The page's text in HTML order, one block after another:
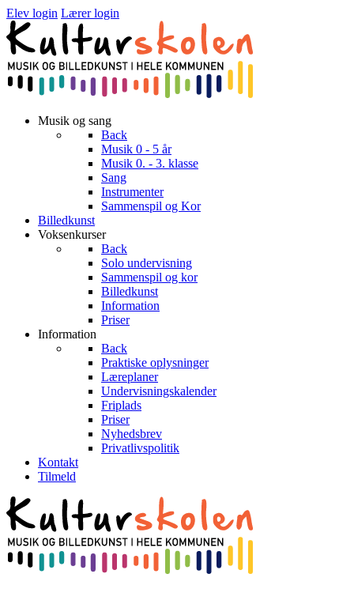
Elev login Lærer login
Musik og sang
Back
Musik 0 - 5 år
Musik 0. - 3. klasse
Sang
Instrumenter
Sammenspil og Kor
Billedkunst
Voksenkurser
Back
Solo undervisning
Sammenspil og kor
Billedkunst
Information
Priser
Information
Back
Praktiske oplysninger
Læreplaner
Undervisningskalender
Friplads
Priser
Nyhedsbrev
Privatlivspolitik
Kontakt
Tilmeld